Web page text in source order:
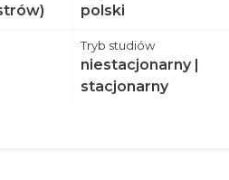
polski
Tryb studiów
niestacjonarny |
stacjonarny